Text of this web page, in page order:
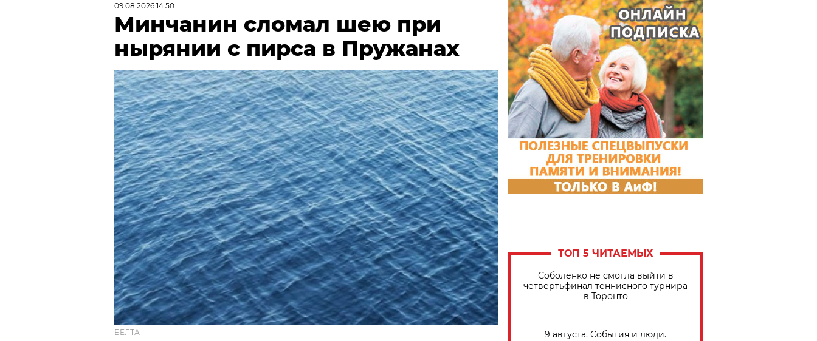
09.08.2026 14:50
Минчанин сломал шею при
нырянии с пирса в Пружанах
БЕЛТА
ТОП 5 ЧИТАЕМЫХ
Соболенко не смогла выйти в
четвертьфинал теннисного турнира
в Торонто
9 августа. События и люди.